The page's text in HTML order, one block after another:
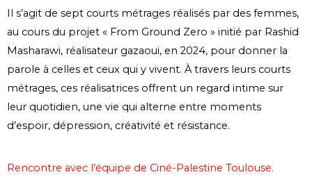
Il s’agit de sept courts métrages réalisés par des femmes,
au cours du projet « From Ground Zero » initié par Rashid
Masharawi, réalisateur gazaoui, en 2024, pour donner la
parole à celles et ceux qui y vivent. À travers leurs courts
métrages, ces réalisatrices offrent un regard intime sur
leur quotidien, une vie qui alterne entre moments
d’espoir, dépression, créativité et résistance.
Rencontre avec l’équipe de Ciné-Palestine Toulouse.